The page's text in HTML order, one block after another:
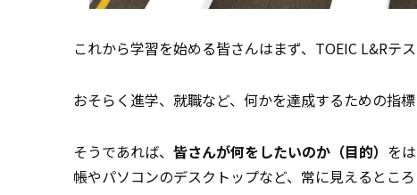
これから学習を始める皆さんはまず、TOEIC L&Rテ
おそらく進学、就職など、何かを達成するための指
そうであれば、 皆さんが何をしたいのか（目的） を
帳やパソコンのデスクトップなど、常に見えるとこ